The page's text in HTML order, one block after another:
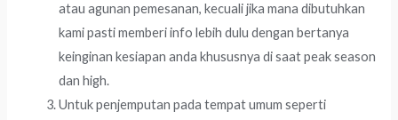
atau agunan pemesanan, kecuali jika mana dibutuhkan
kami pasti memberi info lebih dulu dengan bertanya
keinginan kesiapan anda khususnya di saat peak season
dan high.
Untuk penjemputan pada tempat umum seperti